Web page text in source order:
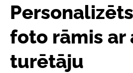
foto rāmis ar
turētāju